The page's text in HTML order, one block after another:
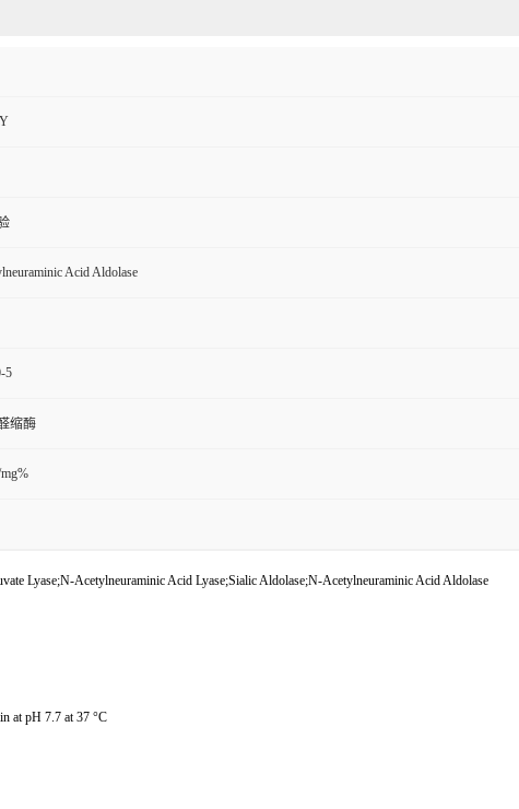
Acid Aldolase
5
缩酶
Lyase;N-Acetylneuraminic Acid Lyase;Sialic Aldolase;N-Acetylneuraminic Acid Aldolase
at pH 7.7 at 37 °C